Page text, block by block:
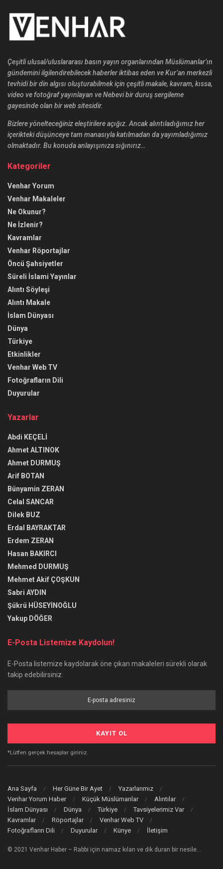
Çeşitli ulusal/uluslararası basın yayın organlarından Müslümanlar’ın
gündemini ilgilendirebilecek haberler iktibas eden ve Kur’an merkezli
tevhidi bir din algısı oluşturabilmek için çeşitli makale, kavram, kıssa,
video ve fotoğraf yayınlayan ve Nebevi bir duruş sergileme
gayesinde olan bir web sitesidir.
Bizlere yönelteceğiniz eleştirilere açığız. Ancak alıntıladığımız her
içerikteki düşünceye tam manasıyla katılmadan da yayımladığımız
olmaktadır. Bu konuda anlayışınıza sığınırız…
Kategoriler
Venhar Yorum
Venhar Makaleler
Ne Okunur?
Ne İzlenir?
Kavramlar
Venhar Röportajlar
Öncü Şahsiyetler
Süreli İslami Yayınlar
Alıntı Söyleşi
Alıntı Makale
İslam Dünyası
Dünya
Türkiye
Etkinlikler
Venhar Web TV
Fotoğrafların Dili
Duyurular
Yazarlar
Abdi KEÇELİ
Ahmet ALTINOK
Ahmet DURMUŞ
Arif BOTAN
Bünyamin ZERAN
Celal SANCAR
Dilek BUZ
Erdal BAYRAKTAR
Erdem ZERAN
Hasan BAKIRCI
Mehmed DURMUŞ
Mehmet Akif ÇOŞKUN
Sabri AYDIN
Şükrü HÜSEYİNOĞLU
Yakup DÖĞER
E-Posta Listemize Kaydolun!
E-Posta listemize kaydolarak öne çıkan makaleleri sürekli olarak
takip edebilirsiniz.
*Lütfen gerçek hesaplar giriniz.
Ana Sayfa Her Güne Bir Ayet
Yazarlarımız
Venhar Yorum Haber
Küçük Müslümanlar
Alıntılar
İslam Dünyası
Dünya Türkiye
Tavsiyelerimiz Var
Kavramlar
Röportajlar
Venhar Web TV
Fotoğrafların Dili
Duyurular Künye İletişim
© 2021 Venhar Haber – Rabbi için namaz kılan ve dik duran bir nesile…